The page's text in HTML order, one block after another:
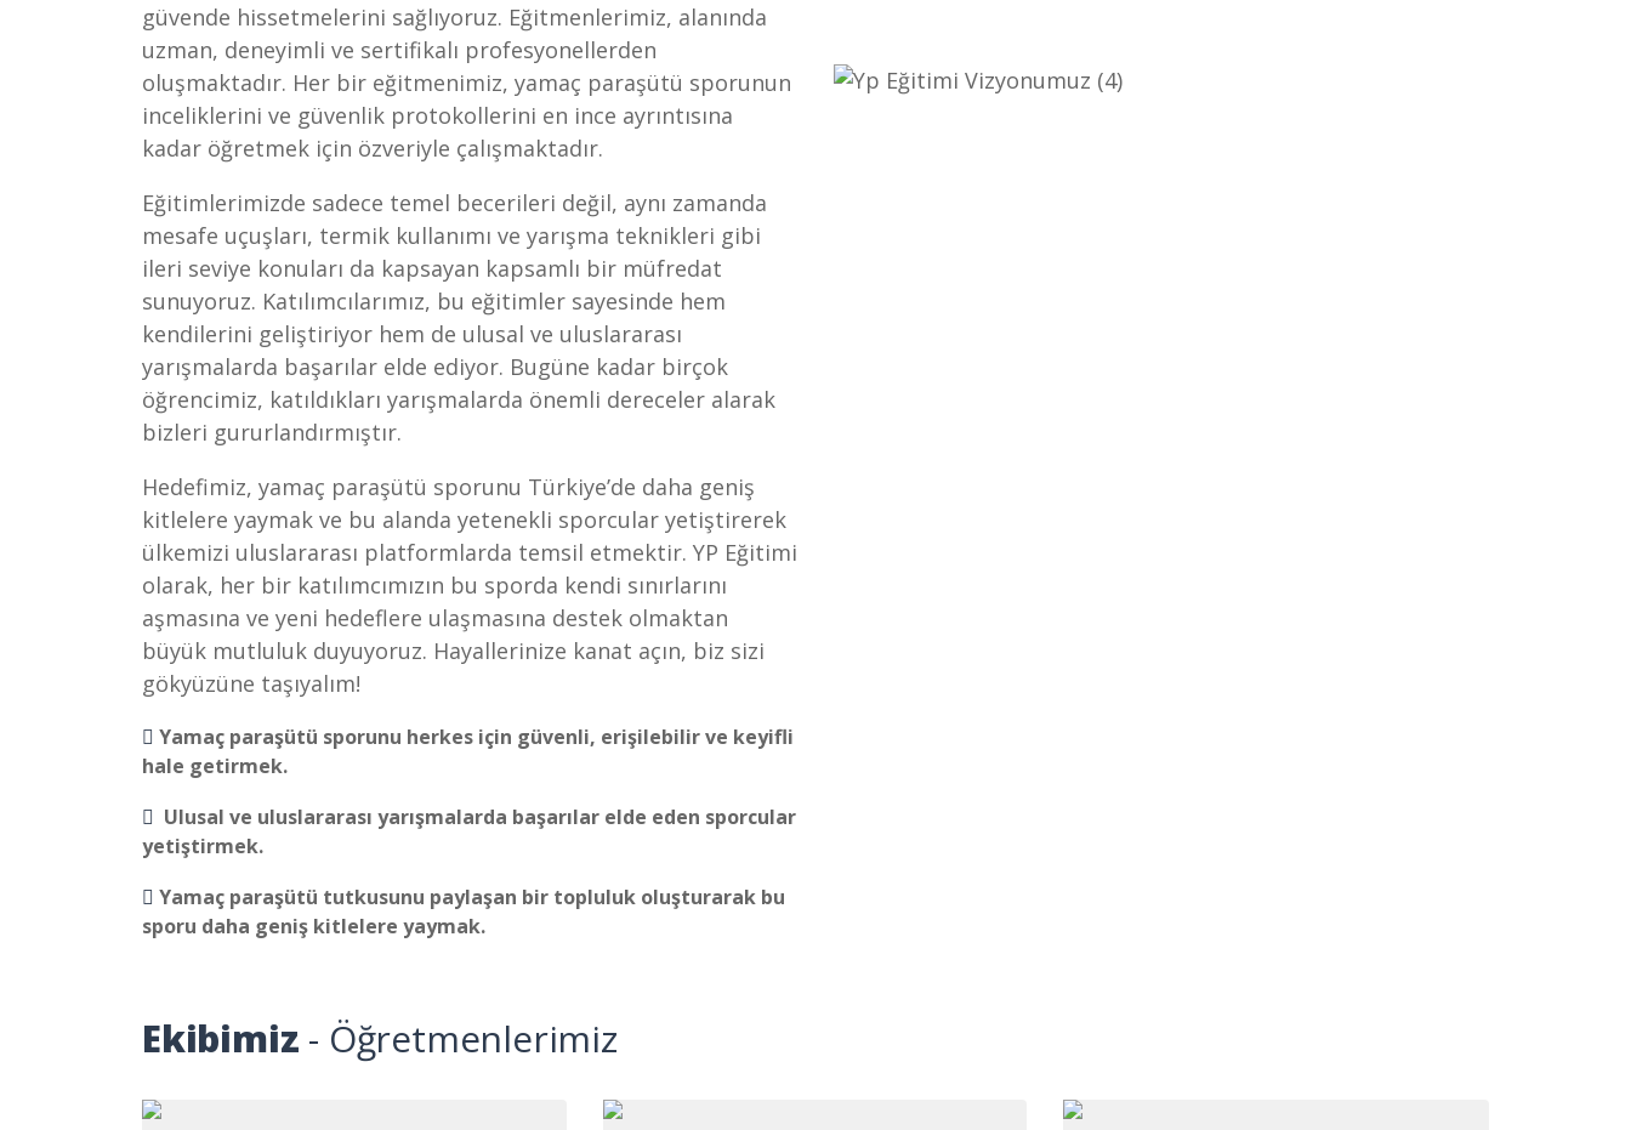
güvende hissetmelerini sağlıyoruz. Eğitmenlerimiz, alanında
uzman, deneyimli ve sertifikalı profesyonellerden
oluşmaktadır. Her bir eğitmenimiz, yamaç paraşütü sporunun
inceliklerini ve güvenlik protokollerini en ince ayrıntısına
kadar öğretmek için özveriyle çalışmaktadır.
Eğitimlerimizde sadece temel becerileri değil, aynı zamanda
mesafe uçuşları, termik kullanımı ve yarışma teknikleri gibi
ileri seviye konuları da kapsayan kapsamlı bir müfredat
sunuyoruz. Katılımcılarımız, bu eğitimler sayesinde hem
kendilerini geliştiriyor hem de ulusal ve uluslararası
yarışmalarda başarılar elde ediyor. Bugüne kadar birçok
öğrencimiz, katıldıkları yarışmalarda önemli dereceler alarak
bizleri gururlandırmıştır.
Hedefimiz, yamaç paraşütü sporunu Türkiye’de daha geniş
kitlelere yaymak ve bu alanda yetenekli sporcular yetiştirerek
ülkemizi uluslararası platformlarda temsil etmektir. YP Eğitimi
olarak, her bir katılımcımızın bu sporda kendi sınırlarını
aşmasına ve yeni hedeflere ulaşmasına destek olmaktan
büyük mutluluk duyuyoruz. Hayallerinize kanat açın, biz sizi
gökyüzüne taşıyalım!
Yamaç paraşütü sporunu herkes için güvenli, erişilebilir ve keyifli
hale getirmek.
Ulusal ve uluslararası yarışmalarda başarılar elde eden sporcular
yetiştirmek.
Yamaç paraşütü tutkusunu paylaşan bir topluluk oluşturarak bu
sporu daha geniş kitlelere yaymak.
Ekibimiz - Öğretmenlerimiz